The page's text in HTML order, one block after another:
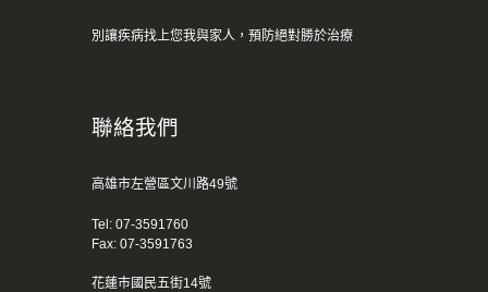
別讓疾病找上您我與家人，預防絕對勝於治療
聯絡我們
高雄市左營區文川路49號
Tel: 07-3591760
Fax: 07-3591763
花蓮市國民五街14號